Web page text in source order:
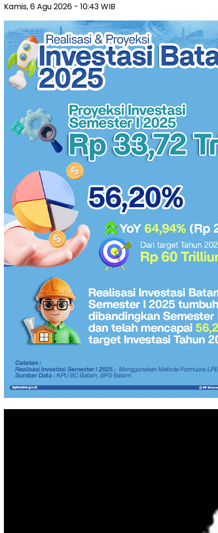
Kamis, 6 Agu 2026 - 10:43 WIB